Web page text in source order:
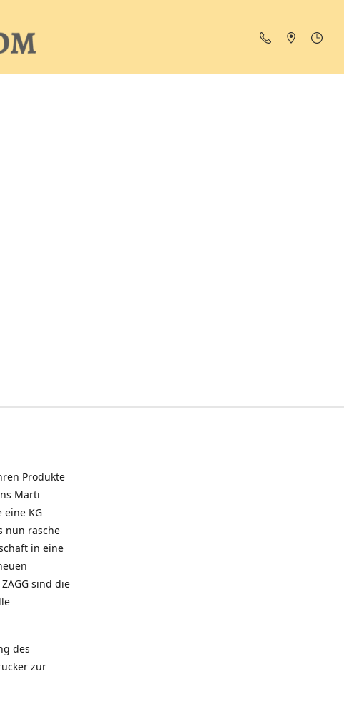
Produkte
Marti
eine KG
nun rasche
in eine
sind die
des
zur